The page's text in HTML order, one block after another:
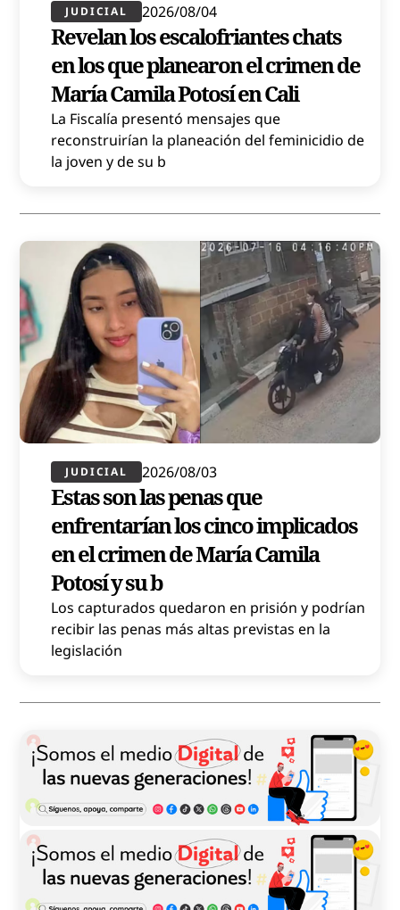
JUDICIAL 2026/08/04
Revelan los escalofriantes chats
en los que planearon el crimen de
María Camila Potosí en Cali
La Fiscalía presentó mensajes que
reconstruirían la planeación del feminicidio de
la joven y de su b
JUDICIAL 2026/08/03
Estas son las penas que
enfrentarían los cinco implicados
en el crimen de María Camila
Potosí y su b
Los capturados quedaron en prisión y podrían
recibir las penas más altas previstas en la
legislación